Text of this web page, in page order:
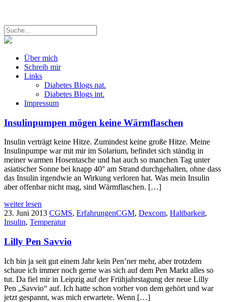
Über mich
Schreib mir
Links
Diabetes Blogs nat.
Diabetes Blogs int.
Impressum
Insulinpumpen mögen keine Wärmflaschen
Insulin verträgt keine Hitze. Zumindest keine große Hitze. Meine
Insulinpumpe war mit mir im Solarium, befindet sich ständig in
meiner warmen Hosentasche und hat auch so manchen Tag unter
asiatischer Sonne bei knapp 40° am Strand durchgehalten, ohne dass
das Insulin irgendwie an Wirkung verloren hat. Was mein Insulin
aber offenbar nicht mag, sind Wärmflaschen. […]
weiter lesen
23. Juni 2013 CGMS, ErfahrungenCGM, Dexcom, Haltbarkeit,
Insulin, Temperatur
Lilly Pen Savvio
Ich bin ja seit gut einem Jahr kein Pen’ner mehr, aber trotzdem
schaue ich immer noch gerne was sich auf dem Pen Markt alles so
tut. Da fiel mir in Leipzig auf der Frühjahrstagung der neue Lilly
Pen „Savvio“ auf. Ich hatte schon vorher von dem gehört und war
jetzt gespannt, was mich erwartete. Wenn […]